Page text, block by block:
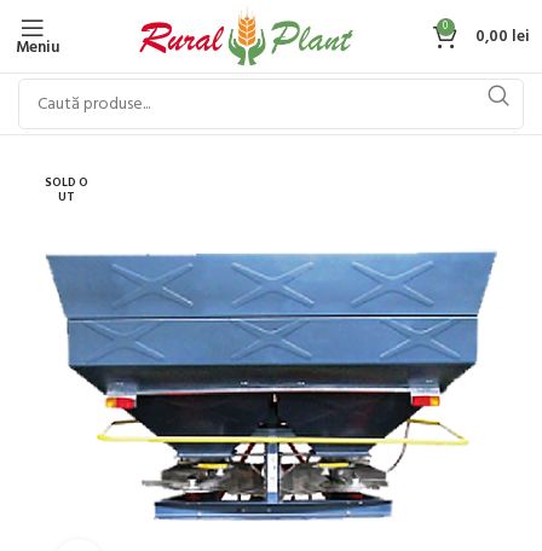
Meniu
0 0,00 lei
SOLD O
UT